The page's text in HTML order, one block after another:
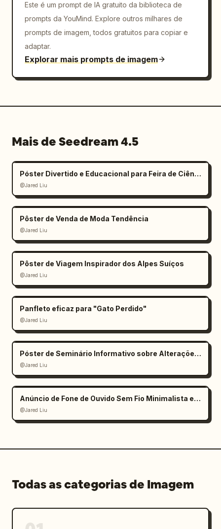
Este é um prompt de IA gratuito da biblioteca de
prompts da YouMind. Explore outros milhares de
prompts de imagem, todos gratuitos para copiar e
adaptar.
Explorar mais prompts de imagem
Mais de Seedream 4.5
Póster Divertido e Educacional para Feira de Ciências Infantil
@Jared Liu
Pôster de Venda de Moda Tendência
@Jared Liu
Pôster de Viagem Inspirador dos Alpes Suíços
@Jared Liu
Panfleto eficaz para "Gato Perdido"
@Jared Liu
Póster de Seminário Informativo sobre Alterações Climáticas
@Jared Liu
Anúncio de Fone de Ouvido Sem Fio Minimalista e Elegante
@Jared Liu
Todas as categorias de Imagem